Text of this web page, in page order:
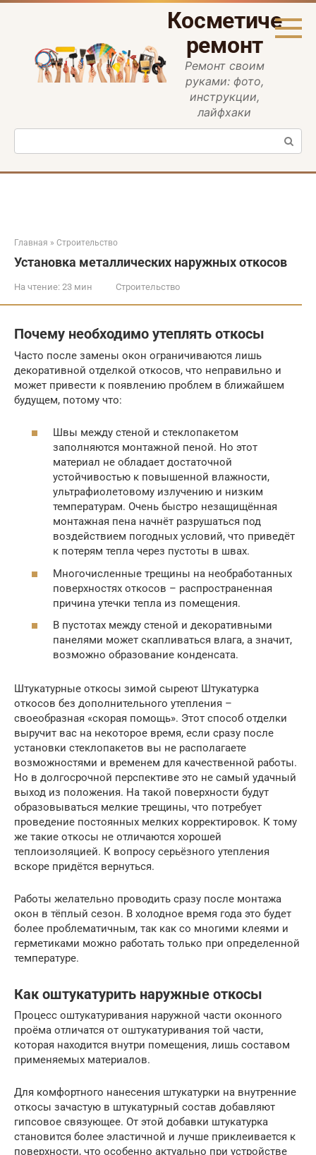
Перейти
ремонт
Ремонт своим
руками: фото,
инструкции,
лайфхаки
Поиск:
Главная » Строительство
Установка металлических наружных откосов
На чтение: 23 мин Строительство
Почему необходимо утеплять откосы
Часто после замены окон ограничиваются лишь
декоративной отделкой откосов, что неправильно и
может привести к появлению проблем в ближайшем
будущем, потому что:
Швы между стеной и стеклопакетом
заполняются монтажной пеной. Но этот
материал не обладает достаточной
устойчивостью к повышенной влажности,
ультрафиолетовому излучению и низким
температурам. Очень быстро незащищённая
монтажная пена начнёт разрушаться под
воздействием погодных условий, что приведёт
к потерям тепла через пустоты в швах.
Многочисленные трещины на необработанных
поверхностях откосов – распространенная
причина утечки тепла из помещения.
В пустотах между стеной и декоративными
панелями может скапливаться влага, а значит,
возможно образование конденсата.
Штукатурные откосы зимой сыреют Штукатурка
откосов без дополнительного утепления –
своеобразная «скорая помощь». Этот способ отделки
выручит вас на некоторое время, если сразу после
установки стеклопакетов вы не располагаете
возможностями и временем для качественной работы.
Но в долгосрочной перспективе это не самый удачный
выход из положения. На такой поверхности будут
образовываться мелкие трещины, что потребует
проведение постоянных мелких корректировок. К тому
же такие откосы не отличаются хорошей
теплоизоляцией. К вопросу серьёзного утепления
вскоре придётся вернуться.
Работы желательно проводить сразу после монтажа
окон в тёплый сезон. В холодное время года это будет
более проблематичным, так как со многими клеями и
герметиками можно работать только при определенной
температуре.
Как оштукатурить наружные откосы
Процесс оштукатуривания наружной части оконного
проёма отличатся от оштукатуривания той части,
которая находится внутри помещения, лишь составом
применяемых материалов.
Для комфортного нанесения штукатурки на внутренние
откосы зачастую в штукатурный состав добавляют
гипсовое связующее. От этой добавки штукатурка
становится более эластичной и лучше приклеивается к
поверхности, что особенно актуально при устройстве